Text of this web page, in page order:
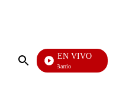
Enviar
EN VIVO
María La Del Barrio